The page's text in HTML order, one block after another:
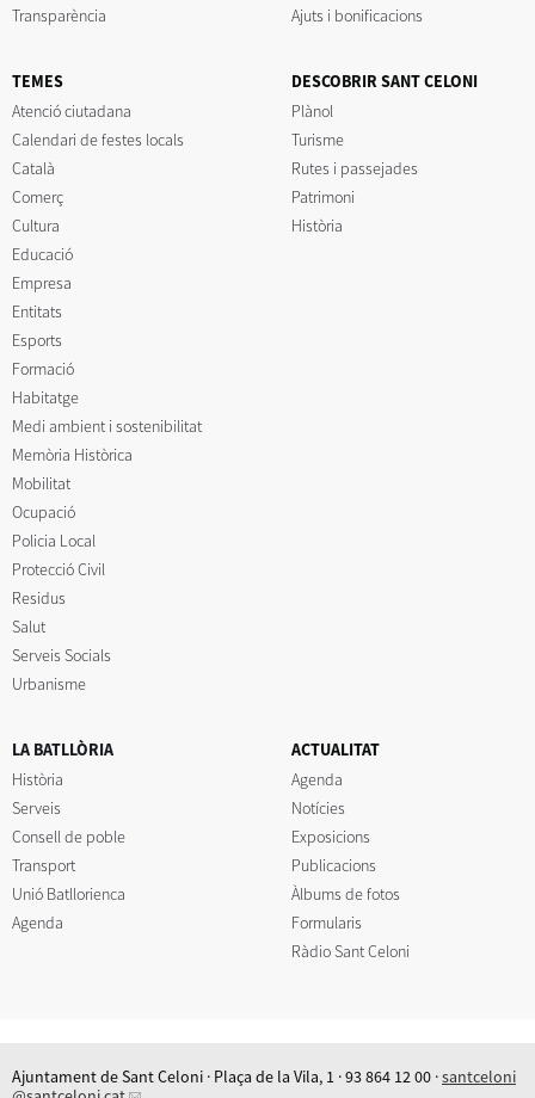
Transparència
Ajuts i bonificacions
TEMES
Atenció ciutadana
Calendari de festes locals
Català
Comerç
Cultura
Educació
Empresa
Entitats
Esports
Formació
Habitatge
Medi ambient i sostenibilitat
Memòria Històrica
Mobilitat
Ocupació
Policia Local
Protecció Civil
Residus
Salut
Serveis Socials
Urbanisme
DESCOBRIR SANT CELONI
Plànol
Turisme
Rutes i passejades
Patrimoni
Història
LA BATLLÒRIA
Història
Serveis
Consell de poble
Transport
Unió Batllorienca
Agenda
ACTUALITAT
Agenda
Notícies
Exposicions
Publicacions
Àlbums de fotos
Formularis
Ràdio Sant Celoni
Ajuntament de Sant Celoni · Plaça de la Vila, 1 · 93 864 12 00 ·santceloni